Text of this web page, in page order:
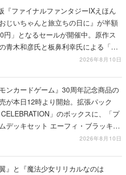
『ファイナルファンタジーIXえほん
じいちゃんと旅立ちの日に』が半額
円」となるセールが開催中。原作ス
青木和彦氏と板鼻利幸氏による「ビ
2026年8月10日
モンカードゲーム』30周年記念商品の
が本日12時より開始。拡張パック
CELEBRATION」のボックスに、「プ
デッキセット エーフィ・ブラッキ
FUTURISTIC BOX」の計3商品2026年8月10日
翼』と『魔法少女リリカルなのは